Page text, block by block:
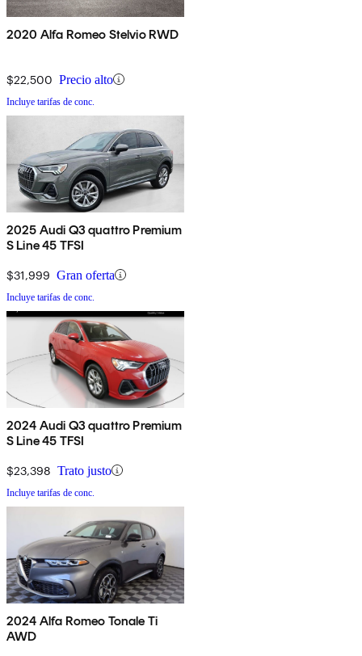
2020 Alfa Romeo Stelvio RWD
$22,500 Precio alto
Incluye tarifas de conc.
2025 Audi Q3 quattro Premium
S Line 45 TFSI
$31,999 Gran oferta
Incluye tarifas de conc.
2024 Audi Q3 quattro Premium
S Line 45 TFSI
$23,398 Trato justo
Incluye tarifas de conc.
2024 Alfa Romeo Tonale Ti
AWD